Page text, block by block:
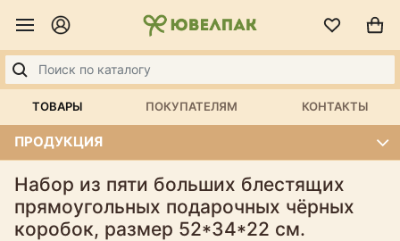
ТОВАРЫ ПОКУПАТЕЛЯМ КОНТАКТЫ
ПРОДУКЦИЯ
Набор из пяти больших блестящих
прямоугольных подарочных чёрных
коробок, размер 52*34*22 см.